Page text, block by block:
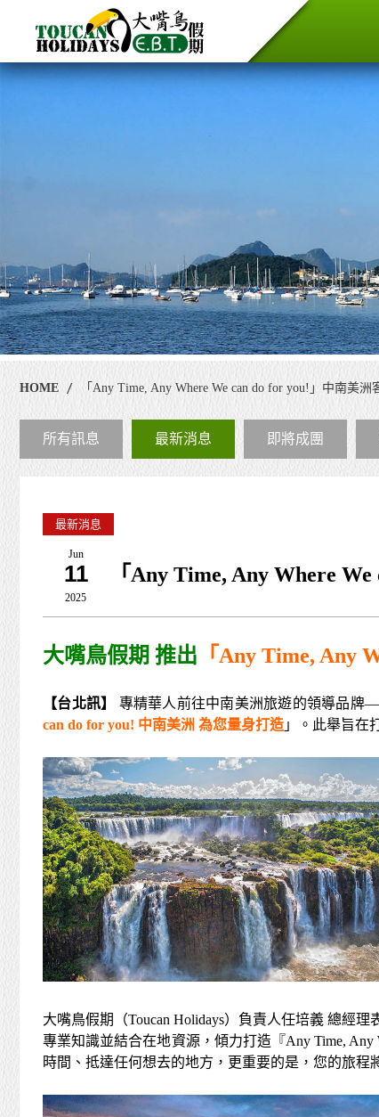
HOME 「Any Time, Any Where We can do for you!」中南美洲
所有訊息 最新消息 即將成團
最新消息
Jun
11
2025
「Any Time, Any Where
大嘴鳥假期 推出 「 Any Time, Any
【台北訊】 專精華人前往中南美洲旅遊的領導品牌
can do for you! 中南美洲 為您量身打造 」。此舉旨在
大嘴鳥假期（Toucan Holidays）負責人任培義 總經
專業知識並結合在地資源，傾力打造『Any Time,
時間、抵達任何想去的地方，更重要的是，您的旅